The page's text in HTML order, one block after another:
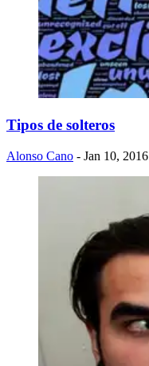
Tipos de solteros
Alonso Cano - Jan 10, 2016